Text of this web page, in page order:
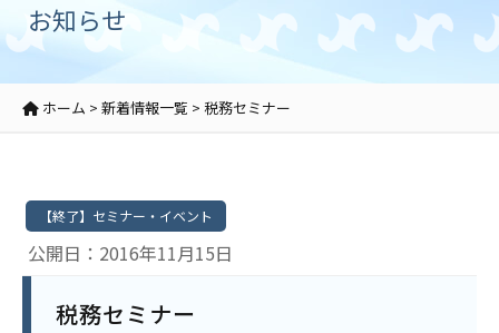
お知らせ
ホーム > 新着情報一覧 > 税務セミナー
公開日：2016年11月15日
【終了】セミナー・イベント
税務セミナー